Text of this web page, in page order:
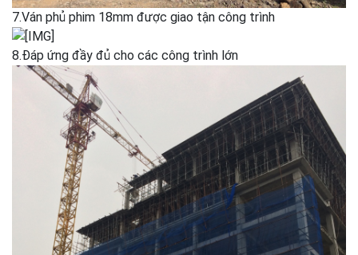
7.Ván phủ phim 18mm được giao tận công trình
8.Đáp ứng đầy đủ cho các công trình lớn